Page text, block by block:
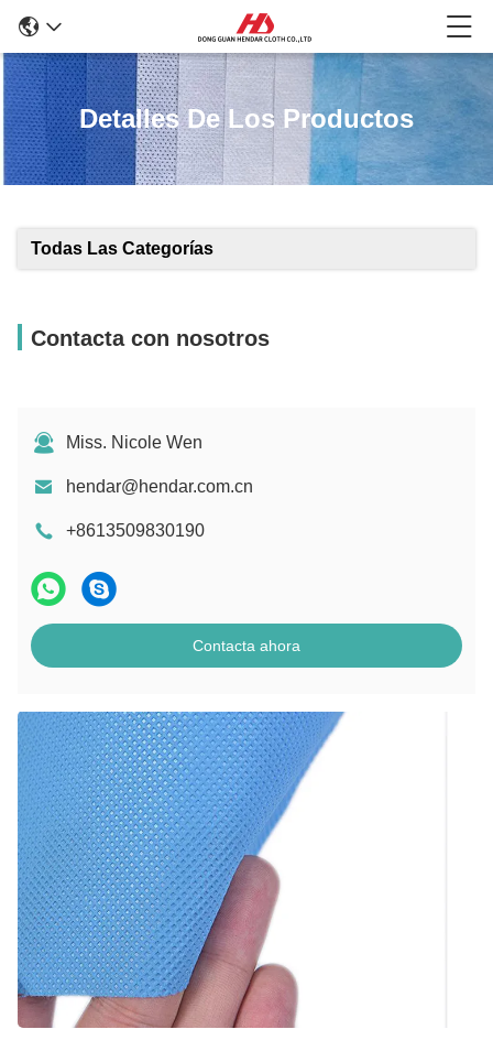
Detalles De Los Productos
Todas Las Categorías
Contacta con nosotros
Miss. Nicole Wen
hendar@hendar.com.cn
+8613509830190
Contacta ahora